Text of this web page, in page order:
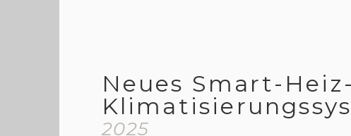
Neues Smart-
2025